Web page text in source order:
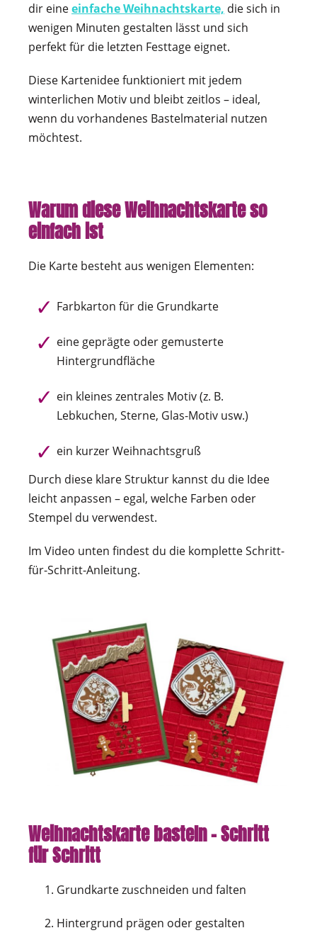
dir eineeinfache Weihnachtskarte, die sich in
wenigen Minuten gestalten lässt und sich
perfekt für die letzten Festtage eignet.
Diese Kartenidee funktioniert mit jedem
winterlichen Motiv und bleibt zeitlos – ideal,
wenn du vorhandenes Bastelmaterial nutzen
möchtest.
Warum diese Weihnachtskarte so
einfach ist
Die Karte besteht aus wenigen Elementen:
Farbkarton für die Grundkarte
eine geprägte oder gemusterte
Hintergrundfläche
ein kleines zentrales Motiv (z. B.
Lebkuchen, Sterne, Glas-Motiv usw.)
ein kurzer Weihnachtsgruß
Durch diese klare Struktur kannst du die Idee
leicht anpassen – egal, welche Farben oder
Stempel du verwendest.
Im Video unten findest du die komplette Schritt-
für-Schritt-Anleitung.
Weihnachtskarte basteln – Schritt
für Schritt
Grundkarte zuschneiden und falten
Hintergrund prägen oder gestalten